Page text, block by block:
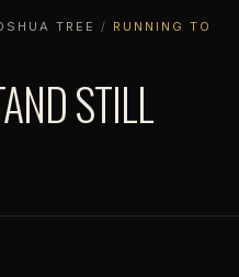
TREE / RUNNING TO
STILL